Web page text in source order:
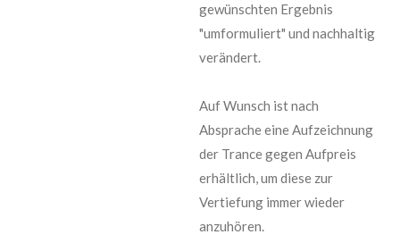
gewünschten Ergebnis
"umformuliert" und nachhaltig
verändert.
Auf Wunsch ist nach
Absprache eine Aufzeichnung
der Trance gegen Aufpreis
erhältlich, um diese zur
Vertiefung immer wieder
anzuhören.